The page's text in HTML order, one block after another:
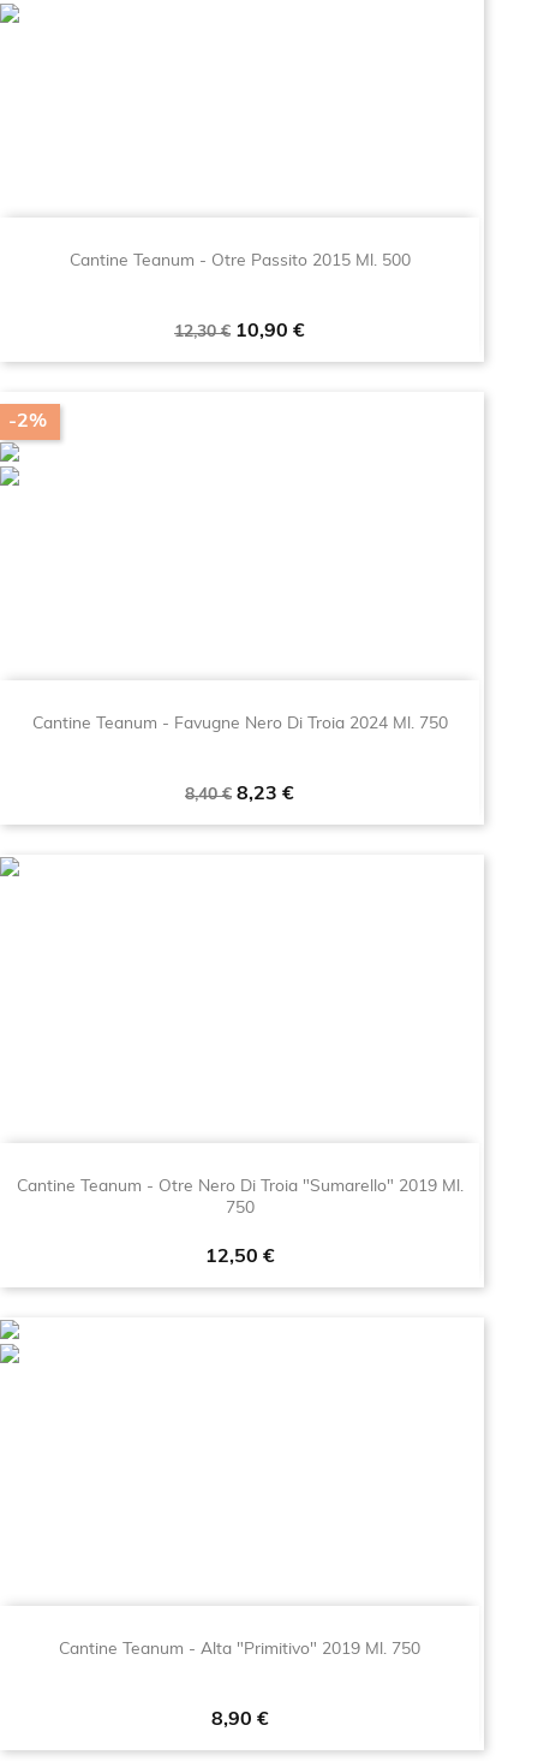
Cantine Teanum - Otre Passito 2015 Ml. 500
Prezzo
12,30 € Prezzo
10,90 €
Cantine Teanum - Favugne Nero Di Troia 2024 Ml. 750
Prezzo
8,40 € Prezzo
8,23 €
-2%
Cantine Teanum - Otre Nero Di Troia "Sumarello" 2019 Ml.
750
Prezzo
12,50 €
Cantine Teanum - Alta "Primitivo" 2019 Ml. 750
Prezzo
8,90 €